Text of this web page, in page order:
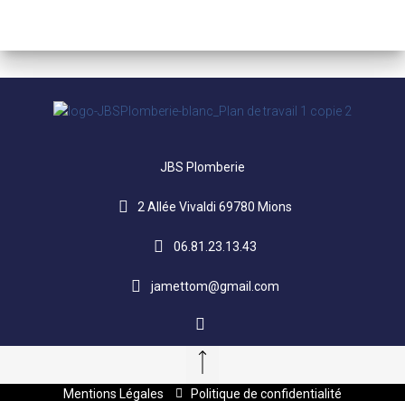
JBS Plomberie
2 Allée Vivaldi 69780 Mions
06.81.23.13.43
jamettom@gmail.com
Mentions Légales Politique de confidentialité